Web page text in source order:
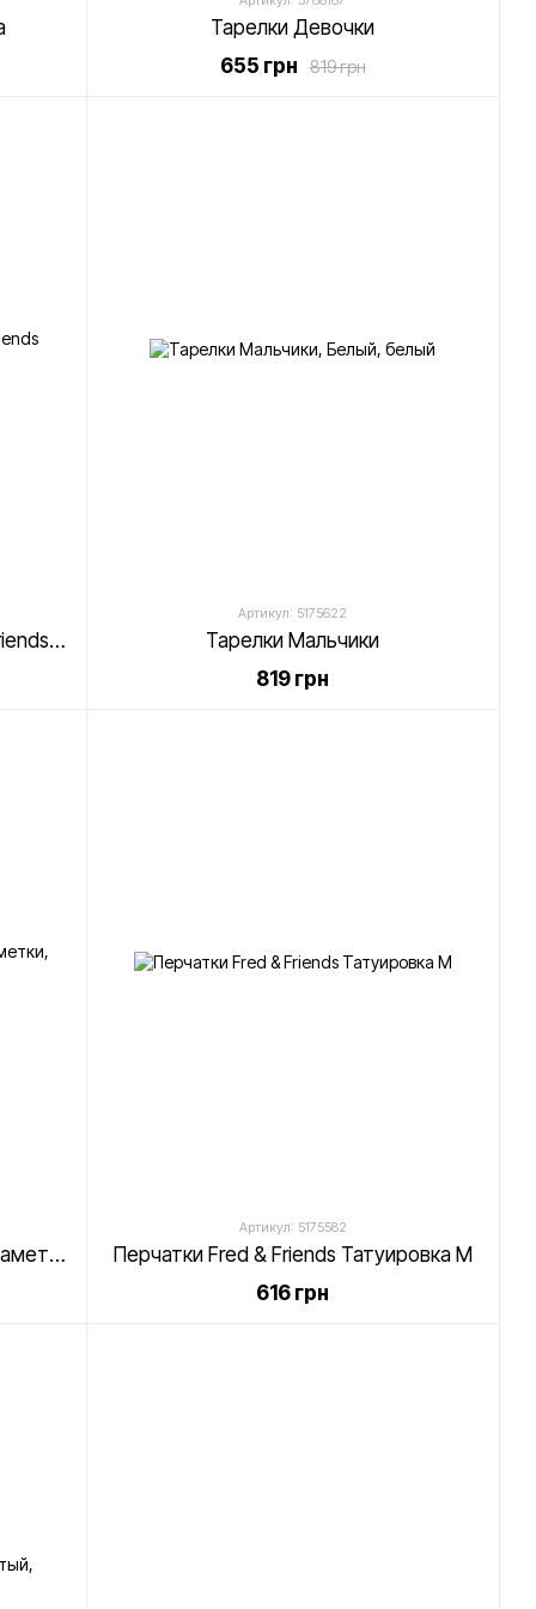
Тарелки Девочки
819 грн
655 грн
Подставки под тарелки Fred & Friends Картины
Артикул: 5175622
Тарелки Мальчики
819 грн
Блокнот и ручка Смертельные заметки
Артикул: 5175582
Перчатки Fred & Friends Татуировка М
616 грн